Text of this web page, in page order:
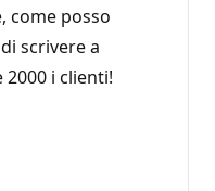
come posso
scrivere a
i clienti!